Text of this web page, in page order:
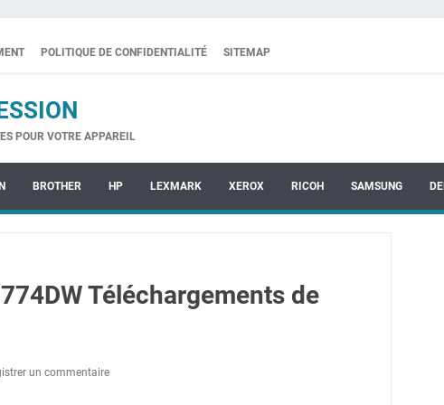
POLITIQUE DE CONFIDENTIALITÉ SITEMAP
POUR VOTRE APPAREIL
BROTHER HP LEXMARK XEROX RICOH SAMSUNG
Téléchargements de
un commentaire